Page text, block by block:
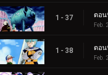
1 - 37
Feb.
1 - 38
Feb.